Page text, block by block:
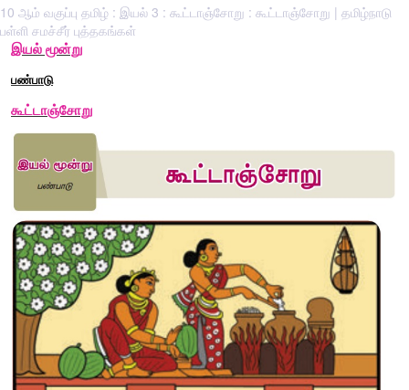
10 ஆம் வகுப்பு தமிழ் : இயல் 3 : கூட்டாஞ்சோறு : கூட்டாஞ்சோறு | தமிழ்நாடு
பள்ளி சமச்சீர் புத்தகங்கள்
இயல் மூன்று
பண்பாடு
கூட்டாஞ்சோறு